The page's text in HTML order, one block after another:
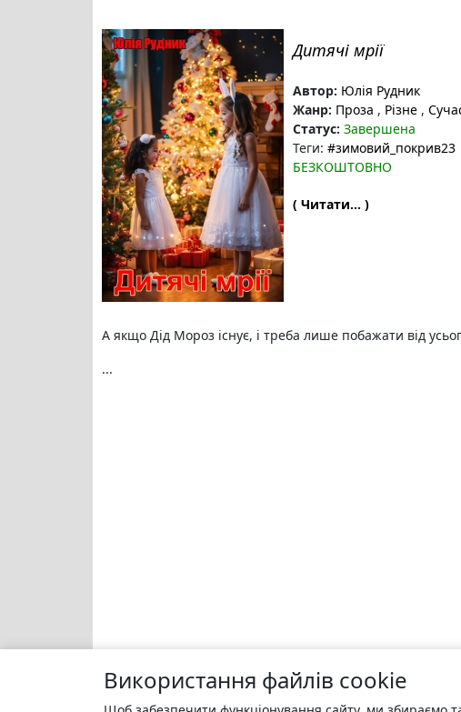
Дитячі мрії
Автор: Юлія Рудник
Жанр: Проза , Різне ,
Статус: Завершена
Теги: #зимовий_покрив23
БЕЗКОШТОВНО
( Читати... )
А якщо Дід Мороз існує, і треба лише побажати від
...
Використання файлів cookie